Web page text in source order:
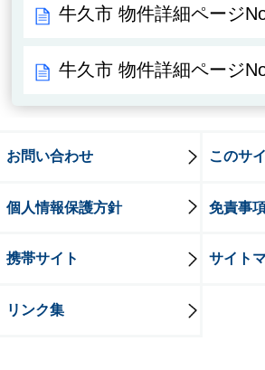
牛久市 物件詳細ページ
牛久市 物件詳細ページ
お問い合わせ このサ
個人情報保護方針 免責事
携帯サイト サイト
リンク集